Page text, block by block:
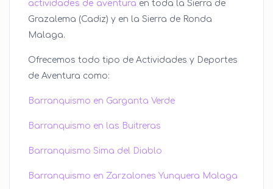
actividades de aventura en toda la Sierra de
Grazalema (Cadiz) y en la Sierra de Ronda
Malaga.
Ofrecemos todo tipo de Actividades y Deportes
de Aventura como:
Barranquismo en Garganta Verde
Barranquismo en las Buitreras
Barranquismo Sima del Diablo
Barranquismo en Zarzalones Yunquera Malaga